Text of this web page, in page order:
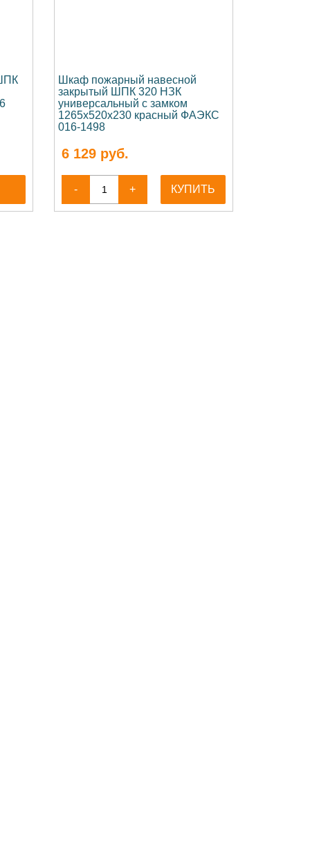
Шкаф пожарный навесной
закрытый ШПК 320 НЗК
универсальный с замком
1265х520х230 красный ФАЭКС
016-1498
6 129руб.
- + КУПИТЬ